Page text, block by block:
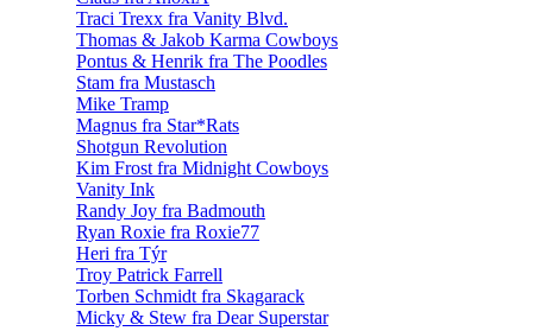
Traci Trexx fra Vanity Blvd.
Thomas & Jakob Karma Cowboys
Pontus & Henrik fra The Poodles
Stam fra Mustasch
Mike Tramp
Magnus fra Star*Rats
Shotgun Revolution
Kim Frost fra Midnight Cowboys
Vanity Ink
Randy Joy fra Badmouth
Ryan Roxie fra Roxie77
Heri fra Týr
Troy Patrick Farrell
Torben Schmidt fra Skagarack
Micky & Stew fra Dear Superstar